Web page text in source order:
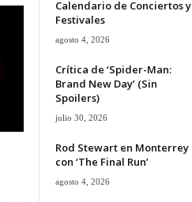
Calendario de Conciertos y
Festivales
agosto 4, 2026
Crítica de ‘Spider-Man:
Brand New Day’ (Sin
Spoilers)
julio 30, 2026
Rod Stewart en Monterrey
con ‘The Final Run’
agosto 4, 2026